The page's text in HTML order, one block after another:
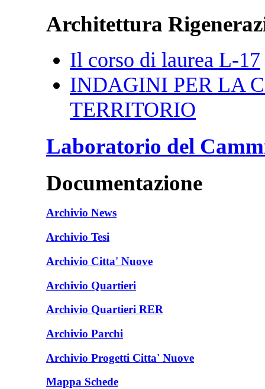
Architettura
Il corso di laurea L-17
INDAGINI PER LA
TERRITORIO
Laboratorio del
Documentazione
Archivio News
Archivio Tesi
Archivio Citta' Nuove
Archivio Quartieri
Archivio Quartieri RER
Archivio Parchi
Archivio Progetti Citta' Nuove
Mappa Schede